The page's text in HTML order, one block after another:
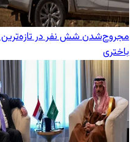
مجروح‌شدن شش نفر در تازه‌‌ترین
باختری